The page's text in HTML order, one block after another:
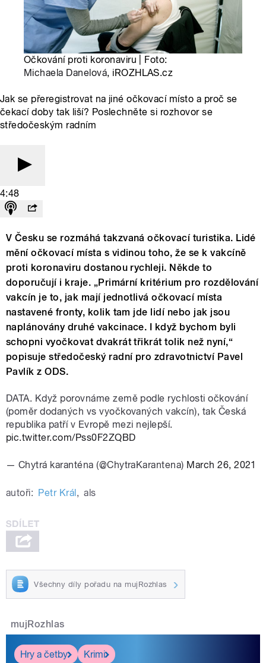
Očkování proti koronaviru | Foto:
Michaela Danelová, iROZHLAS.cz
Jak se přeregistrovat na jiné očkovací místo a proč se
čekací doby tak liší? Poslechněte si rozhovor se
středočeským radním
4:48
V Česku se rozmáhá takzvaná očkovací turistika. Lidé
mění očkovací místa s vidinou toho, že se k vakcíně
proti koronaviru dostanou rychleji. Někde to
doporučují i kraje. „Primární kritérium pro rozdělování
vakcín je to, jak mají jednotlivá očkovací místa
nastavené fronty, kolik tam jde lidí nebo jak jsou
naplánovány druhé vakcinace. I když bychom byli
schopni vyočkovat dvakrát třikrát tolik než nyní,“
popisuje středočeský radní pro zdravotnictví Pavel
Pavlík z ODS.
DATA. Když porovnáme země podle rychlosti očkování
(poměr dodaných vs vyočkovaných vakcín), tak Česká
republika patří v Evropě mezi nejlepší.
pic.twitter.com/Pss0F2ZQBD
— Chytrá karanténa (@ChytraKarantena) March 26, 2021
autoři: Petr Král, als
Všechny díly pořadu na mujRozhlas
mujRozhlas
Hry a četby
Krimi